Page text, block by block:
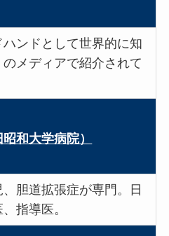
ンドとして世界的に知
メディアで紹介されて
和大学病院）
胆道拡張症が専門。日
指導医。